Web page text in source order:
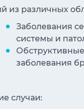
из различных
Заболевания
системы и
заболевания
случаи: